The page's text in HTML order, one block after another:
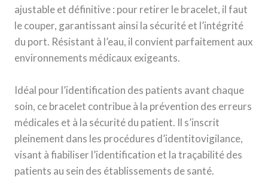
ajustable et définitive : pour retirer le bracelet, il faut
le couper, garantissant ainsi la sécurité et l’intégrité
du port. Résistant à l’eau, il convient parfaitement aux
environnements médicaux exigeants.
Idéal pour l’identification des patients avant chaque
soin, ce bracelet contribue à la prévention des erreurs
médicales et à la sécurité du patient. Il s’inscrit
pleinement dans les procédures d’identitovigilance,
visant à fiabiliser l’identification et la traçabilité des
patients au sein des établissements de santé.